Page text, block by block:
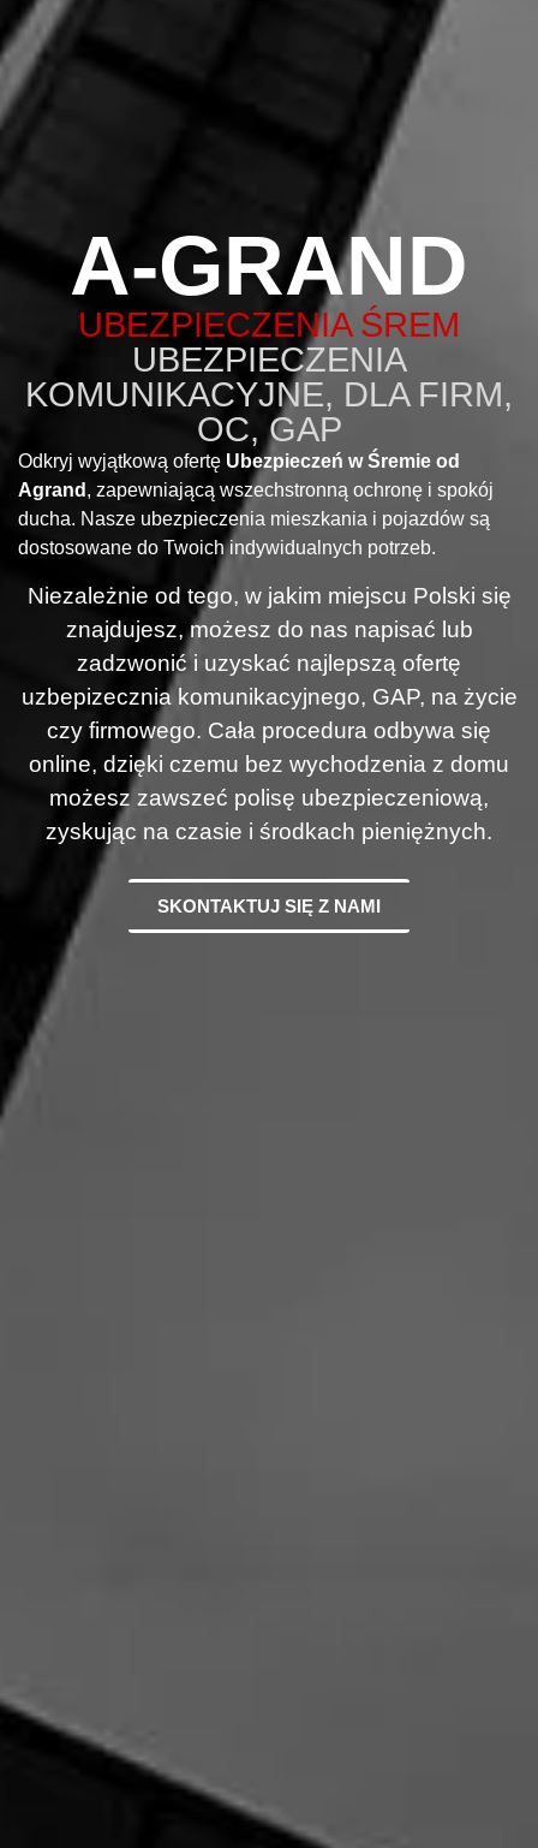
A-GRAND
UBEZPIECZENIA ŚREM
UBEZPIECZENIA
KOMUNIKACYJNE, DLA FIRM,
OC, GAP
Odkryj wyjątkową ofertę Ubezpieczeń w Śremie od
Agrand , zapewniającą wszechstronną ochronę i spokój
ducha. Nasze ubezpieczenia mieszkania i pojazdów są
dostosowane do Twoich indywidualnych potrzeb.
Niezależnie od tego, w jakim miejscu Polski się
znajdujesz, możesz do nas napisać lub
zadzwonić i uzyskać najlepszą ofertę
uzbepizecznia komunikacyjnego, GAP, na życie
czy firmowego. Cała procedura odbywa się
online, dzięki czemu bez wychodzenia z domu
możesz zawszeć polisę ubezpieczeniową,
zyskując na czasie i środkach pieniężnych.
SKONTAKTUJ SIĘ Z NAMI